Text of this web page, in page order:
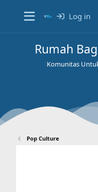
Log in
Rumah
Komunitas
Pop Culture